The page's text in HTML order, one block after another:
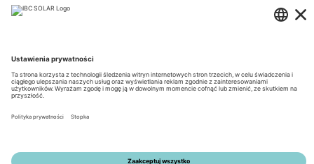
Login for prices
Polityka prywatności